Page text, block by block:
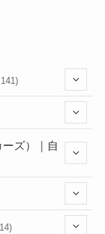
(352)
ズ）｜自